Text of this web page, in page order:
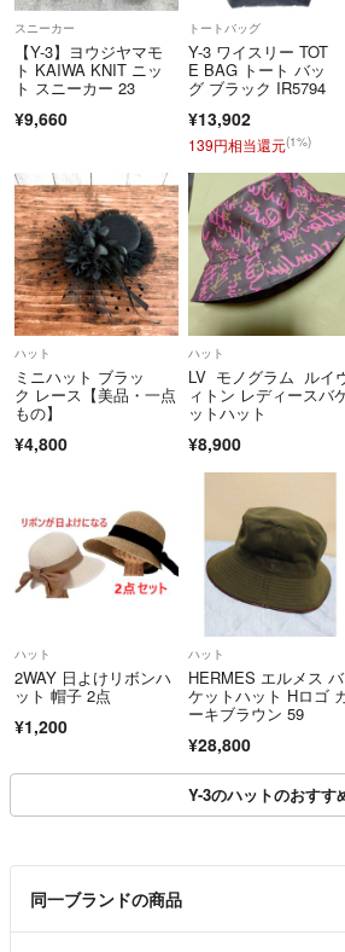
スニーカー
【Y-3】ヨウジヤマモ
ト KAIWA KNIT ニッ
ト スニーカー 23
¥9,660
トートバッグ
Y-3 ワイスリー TOT
E BAG トート バッ
グ ブラック IR5794
¥13,902
139円相当還元(1%)
ハット
ミニハット ブラッ
ク レース【美品・一点
もの】
¥4,800
ハット
LV モノグラム ルイ
ィトン レディースバ
ットハット
¥8,900
ハット
2WAY 日よけリボンハ
ット 帽子 2点
¥1,200
ハット
HERMES エルメス バ
ケットハット Hロゴ
ーキブラウン 59
¥28,800
Y-3のハットのおすす
同一ブランドの商品